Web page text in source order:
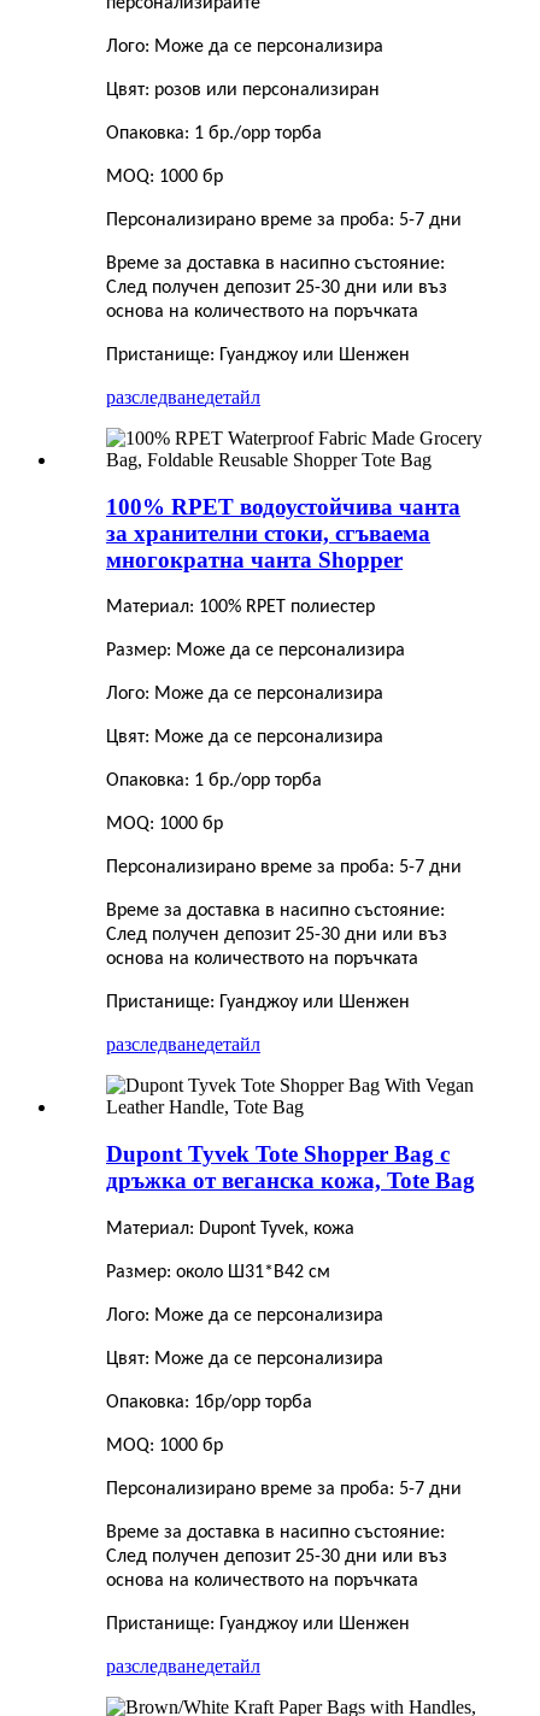
Лого: Може да се персонализира
Цвят: розов или персонализиран
Опаковка: 1 бр./opp торба
MOQ: 1000 бр
Персонализирано време за проба: 5-7 дни
Време за доставка в насипно състояние:
След получен депозит 25-30 дни или въз
основа на количеството на поръчката
Пристанище: Гуанджоу или Шенжен
разследванедетайл
100% RPET водоустойчива чанта
за хранителни стоки, сгъваема
многократна чанта Shopper
Материал: 100% RPET полиестер
Размер: Може да се персонализира
Лого: Може да се персонализира
Цвят: Може да се персонализира
Опаковка: 1 бр./opp торба
MOQ: 1000 бр
Персонализирано време за проба: 5-7 дни
Време за доставка в насипно състояние:
След получен депозит 25-30 дни или въз
основа на количеството на поръчката
Пристанище: Гуанджоу или Шенжен
разследванедетайл
Dupont Tyvek Tote Shopper Bag с
дръжка от веганска кожа, Tote Bag
Материал: Dupont Tyvek, кожа
Размер: около Ш31*В42 см
Лого: Може да се персонализира
Цвят: Може да се персонализира
Опаковка: 1бр/opp торба
MOQ: 1000 бр
Персонализирано време за проба: 5-7 дни
Време за доставка в насипно състояние:
След получен депозит 25-30 дни или въз
основа на количеството на поръчката
Пристанище: Гуанджоу или Шенжен
разследванедетайл